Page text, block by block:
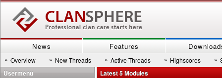
News Features
» Overview » New Threads » Active Threads » Highscores »
Latest 5 Modules
Usermenu